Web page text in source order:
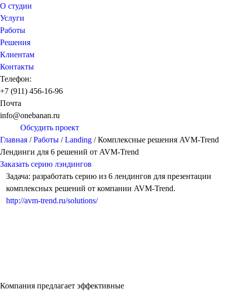
О студии
Услуги
Работы
Решения
Клиентам
Контакты
Телефон:
+7 (911) 456-16-96
Почта
info@onebanan.ru
Обсудить проект
Главная /Работы /Landing /Комплексные решения AVM-Trend
Лендинги для 6 решений от AVM-Trend
Заказать серию лэндингов
Задача: разработать серию из 6 лендингов для презентации
комплексных решений от компании AVM-Trend.
http://avm-trend.ru/solutions/
Компания предлагает эффективные